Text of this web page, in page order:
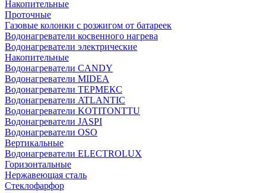
Накопительные
Проточные
Газовые колонки с розжигом от батареек
Водонагреватели косвенного нагрева
Водонагреватели электрические
Накопительные
Водонагреватели CANDY
Водонагреватели MIDEA
Водонагреватели ТЕРМЕКС
Водонагреватели ATLANTIC
Водонагреватели KOTITONTTU
Водонагреватели JASPI
Водонагреватели OSO
Вертикальные
Водонагреватели ELECTROLUX
Горизонтальные
Нержавеющая сталь
Стеклофарфор